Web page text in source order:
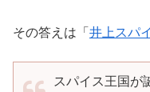
その答えは「 井上スパ
スパイス王国が